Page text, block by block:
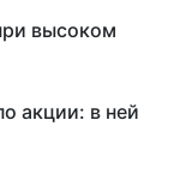
высоком
акции: в ней